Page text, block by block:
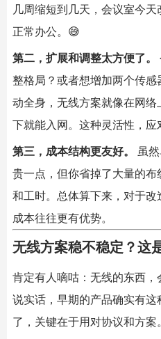
几周缩短到几天，会议室今
正常办公。😅
第二，扩展和调整太方便了。
整格局？或者想增加两个传
动全身，无线方案就像在网
下就能入网。这种灵活性，应
第三，成本结构更友好。
虽
贵一点，但你省掉了大量的
和工时。总体算下来，对于
成本往往更有优势。
无线方案稳不稳定？这
肯定有人嘀咕：无线的东西
说实话，早期的产品确实有
了，关键在于用对协议和方案。